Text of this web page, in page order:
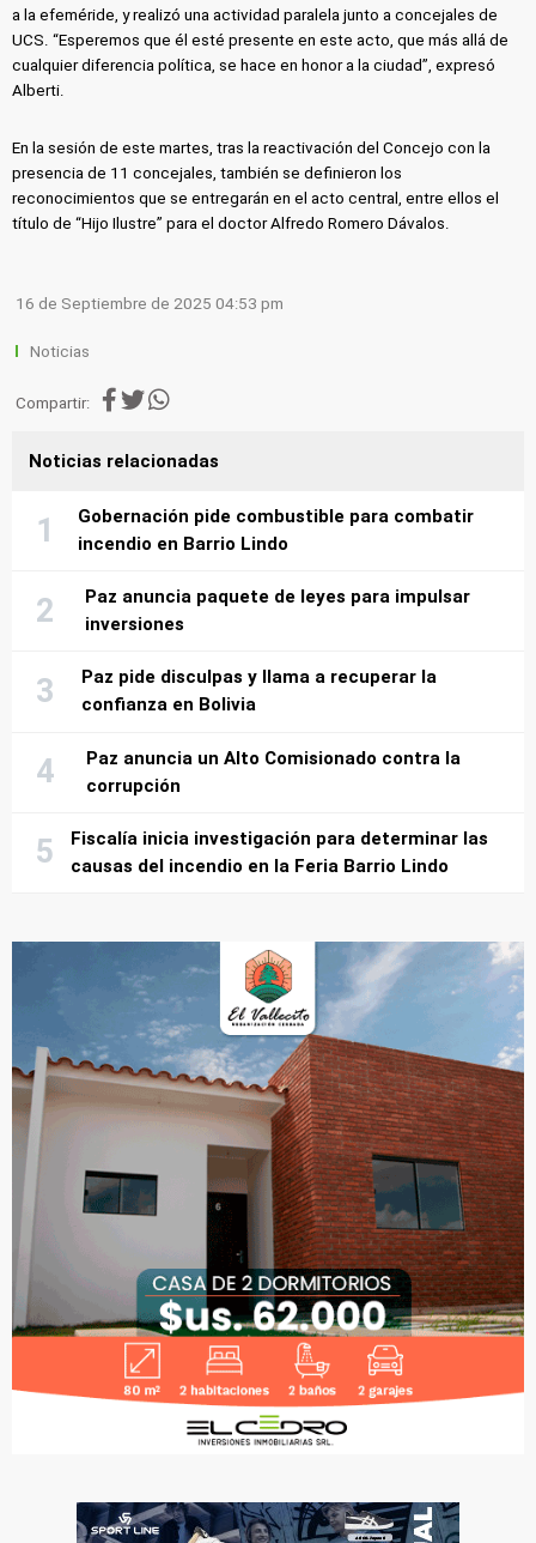
a la efeméride, y realizó una actividad paralela junto a concejales de
UCS. “Esperemos que él esté presente en este acto, que más allá de
cualquier diferencia política, se hace en honor a la ciudad”, expresó
Alberti.
En la sesión de este martes, tras la reactivación del Concejo con la
presencia de 11 concejales, también se definieron los
reconocimientos que se entregarán en el acto central, entre ellos el
título de “Hijo Ilustre” para el doctor Alfredo Romero Dávalos.
16 de Septiembre de 2025 04:53 pm
Noticias
Compartir:
Noticias relacionadas
Gobernación pide combustible para combatir
incendio en Barrio Lindo
Paz anuncia paquete de leyes para impulsar
inversiones
Paz pide disculpas y llama a recuperar la
confianza en Bolivia
Paz anuncia un Alto Comisionado contra la
corrupción
Fiscalía inicia investigación para determinar las
causas del incendio en la Feria Barrio Lindo